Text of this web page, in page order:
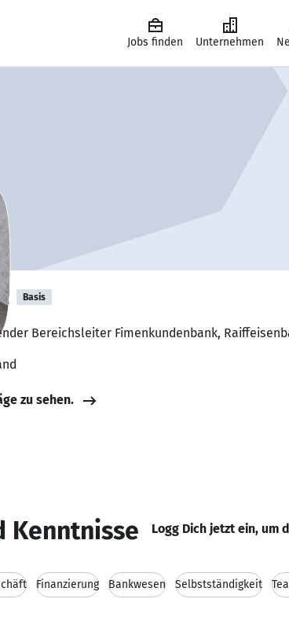
Jobs finden Unternehmen
Basis
Bereichsleiter Fimenkundenbank,
zu sehen.
Kenntnisse Logg Dich jetzt ein, um
Finanzierung Bankwesen Selbstständigkeit